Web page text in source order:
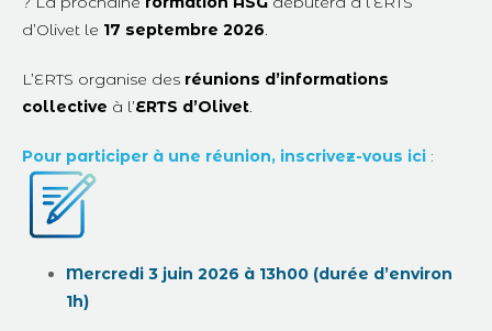
d’Olivet le 17 septembre 2026.
L’ERTS organise des réunions d’informations
collective à l’ERTS d’Olivet.
Pour participer à une réunion, inscrivez-vous ici :
Mercredi 3 juin 2026 à 13h00 (durée d’environ
1h)